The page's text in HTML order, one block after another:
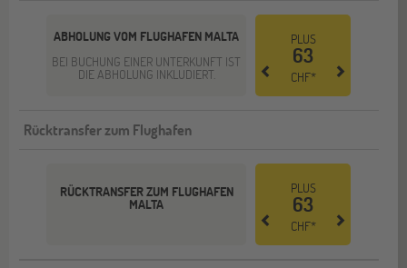
ABHOLUNG VOM FLUGHAFEN MALTA
BEI BUCHUNG EINER UNTERKUNFT IST
DIE ABHOLUNG INKLUDIERT.
PLUS
63
CHF*
Rücktransfer zum Flughafen
RÜCKTRANSFER ZUM FLUGHAFEN
MALTA
PLUS
63
CHF*